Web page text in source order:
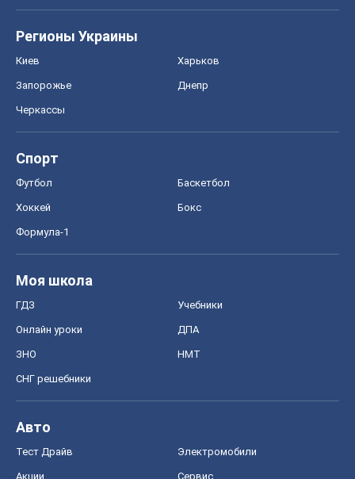
Регионы Украины
Киев Харьков
Запорожье Днепр
Черкассы
Спорт
Футбол Баскетбол
Хоккей Бокс
Формула-1
Моя школа
ГДЗ Учебники
Онлайн уроки ДПА
ЗНО НМТ
СНГ решебники
Авто
Тест Драйв Электромобили
Акции Сервис